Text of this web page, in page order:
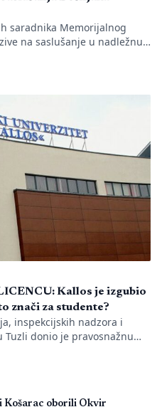
saradnika Memorijalnog
na saslušanje u nadležnu
javnog tužilaštva u
Izvještaja o negiranju
upozoravaju da se
Kallos je izgubio
znači za studente?
inspekcijskih nadzora i
donio je pravosnažnu
trajna zabrana rada
Dok sud konstatuje drastične
ostaje bez odgovora:
Košarac oborili Okvir